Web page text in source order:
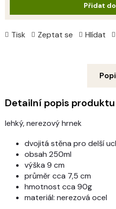
Tisk Zeptat se Hlídat
Přidat
Detailní popis produktu
lehký, nerezový hrnek
dvojitá stěna pro delší
obsah 250ml
výška 9 cm
průměr cca 7,5 cm
hmotnost cca 90g
materiál: nerezová ocel